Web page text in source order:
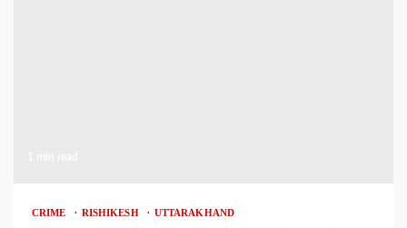
CRIME RISHIKESH UTTARAKHAND